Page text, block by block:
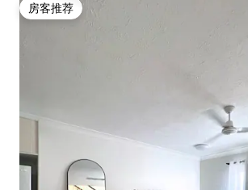
房客推荐
房客推荐